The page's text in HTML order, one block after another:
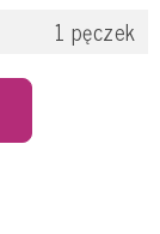
1 pęczek